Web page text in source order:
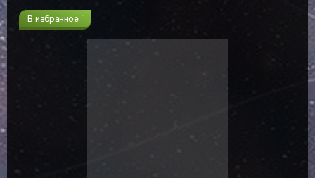
и может не отвечать действительности!!!
В избранное 1